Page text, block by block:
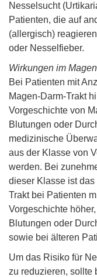
Nesselsucht
Patienten, die auf
(allergisch)
oder Nesselfieber.
Wirkungen im
Bei Patienten mit
Magen-Darm-Trakt
Vorgeschichte von
Blutungen oder
medizinische
aus der Klasse von
werden. Bei
dieser Klasse ist
Trakt bei Patienten
Vorgeschichte
Blutungen oder
sowie bei älteren
Um das Risiko für
zu reduzieren, sollte